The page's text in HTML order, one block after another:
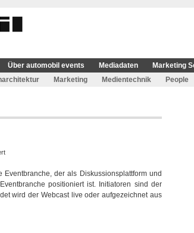
Über automobil events Mediadaten
Marketing
Marketing Medientechnik People
für
Studio
Blach
–
der als Diskussionsplattform und
positioniert ist. Initiatoren sind der
wird der Webcast live oder aufgezeichnet aus